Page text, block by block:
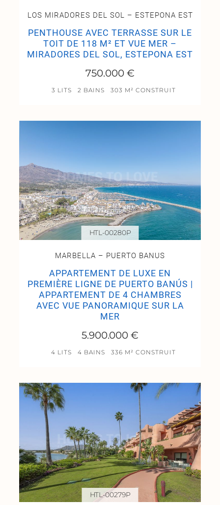
LOS MIRADORES DEL SOL – ESTEPONA EST
PENTHOUSE AVEC TERRASSE SUR LE
TOIT DE 118 M² ET VUE MER –
MIRADORES DEL SOL, ESTEPONA EST
750.000 €
3 LITS 2 BAINS 303 M² CONSTRUIT
MARBELLA – PUERTO BANUS
APPARTEMENT DE LUXE EN
PREMIÈRE LIGNE DE PUERTO BANÚS |
APPARTEMENT DE 4 CHAMBRES
AVEC VUE PANORAMIQUE SUR LA
MER
5.900.000 €
4 LITS 4 BAINS 336 M² CONSTRUIT
HTL-00280P
HTL-00279P